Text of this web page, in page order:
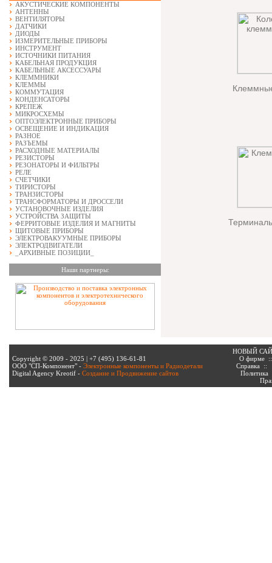
АКУСТИЧЕСКИЕ КОМПОНЕНТЫ
АНТЕННЫ
ВЕНТИЛЯТОРЫ
ДАТЧИКИ
ДИОДЫ
ИЗМЕРИТЕЛЬНЫЕ ПРИБОРЫ
ИНСТРУМЕНТ
ИСТОЧНИКИ ПИТАНИЯ
КАБЕЛЬНАЯ ПРОДУКЦИЯ
КАБЕЛЬНЫЕ АКСЕССУАРЫ
КЛЕММНИКИ
КЛЕММЫ
КОММУТАЦИЯ
КОНДЕНСАТОРЫ
КРЕПЕЖ
МИКРОСХЕМЫ
ОПТОЭЛЕКТРОННЫЕ ПРИБОРЫ
ОСВЕЩЕНИЕ И ИНДИКАЦИЯ
РАЗНОЕ
РАЗЪЕМЫ
РАСХОДНЫЕ МАТЕРИАЛЫ
РЕЗИСТОРЫ
РЕЗОНАТОРЫ И ФИЛЬТРЫ
РЕЛЕ
СЧЕТЧИКИ
ТИРИСТОРЫ
ТРАНЗИСТОРЫ
ТРАНСФОРМАТОРЫ И ДРОССЕЛИ
УСТАНОВОЧНЫЕ ИЗДЕЛИЯ
УСТРОЙСТВА ЗАЩИТЫ
ФЕРРИТОВЫЕ ИЗДЕЛИЯ И МАГНИТЫ
ЩИТОВЫЕ ПРИБОРЫ
ЭЛЕКТРОВАКУУМНЫЕ ПРИБОРЫ
ЭЛЕКТРОДВИГАТЕЛИ
_АРХИВНЫЕ ПОЗИЦИИ_
Наши партнеры:
Copyright © 2009 - 2025 | +7 (495) 136-61-81
ООО "СП-Компонент" - Электронные компоненты и Радиодетали
Digital Agency Kreotif - Создание и Продвижение сайтов
НОВЫЙ
О фирме
Справка ::
Политика